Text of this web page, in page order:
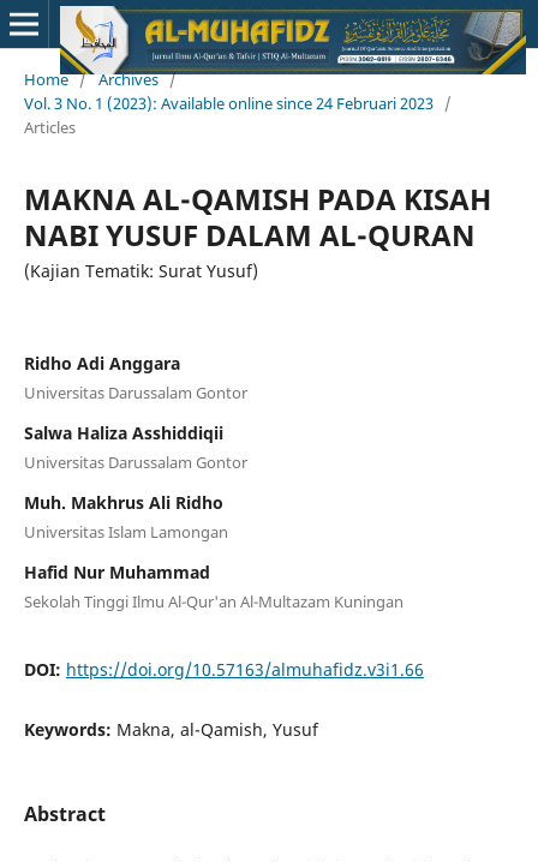
Home / Archives /
Vol. 3 No. 1 (2023): Available online since 24 Februari 2023 /
Articles
MAKNA AL-QAMISH PADA KISAH
NABI YUSUF DALAM AL-QURAN
(Kajian Tematik: Surat Yusuf)
Ridho Adi Anggara
Universitas Darussalam Gontor
Salwa Haliza Asshiddiqii
Universitas Darussalam Gontor
Muh. Makhrus Ali Ridho
Universitas Islam Lamongan
Hafid Nur Muhammad
Sekolah Tinggi Ilmu Al-Qur'an Al-Multazam Kuningan
DOI: https://doi.org/10.57163/almuhafidz.v3i1.66
Keywords: Makna, al-Qamish, Yusuf
Abstract